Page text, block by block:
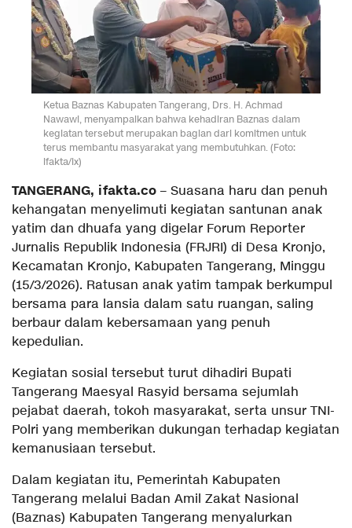
Ketua Baznas Kabupaten Tangerang, Drs. H. Achmad
Nawawi, menyampaikan bahwa kehadiran Baznas dalam
kegiatan tersebut merupakan bagian dari komitmen untuk
terus membantu masyarakat yang membutuhkan. (Foto:
ifakta/lx)
TANGERANG, ifakta.co – Suasana haru dan penuh
kehangatan menyelimuti kegiatan santunan anak
yatim dan dhuafa yang digelar Forum Reporter
Jurnalis Republik Indonesia (FRJRI) di Desa Kronjo,
Kecamatan Kronjo, Kabupaten Tangerang, Minggu
(15/3/2026). Ratusan anak yatim tampak berkumpul
bersama para lansia dalam satu ruangan, saling
berbaur dalam kebersamaan yang penuh
kepedulian.
Kegiatan sosial tersebut turut dihadiri Bupati
Tangerang Maesyal Rasyid bersama sejumlah
pejabat daerah, tokoh masyarakat, serta unsur TNI-
Polri yang memberikan dukungan terhadap kegiatan
kemanusiaan tersebut.
Dalam kegiatan itu, Pemerintah Kabupaten
Tangerang melalui Badan Amil Zakat Nasional
(Baznas) Kabupaten Tangerang menyalurkan